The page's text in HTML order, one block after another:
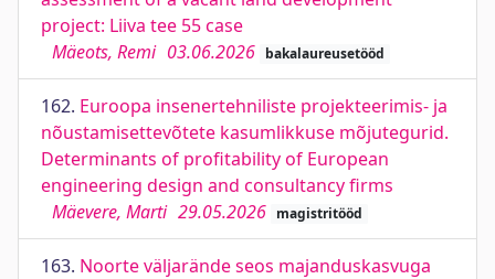
project: Liiva tee 55 case
Mäeots, Remi 03.06.2026 bakalaureusetööd
162. Euroopa insenertehniliste projekteerimis- ja
nõustamisettevõtete kasumlikkuse mõjutegurid.
Determinants of profitability of European
engineering design and consultancy firms
Mäevere, Marti 29.05.2026 magistritööd
163. Noorte väljarände seos majanduskasvuga